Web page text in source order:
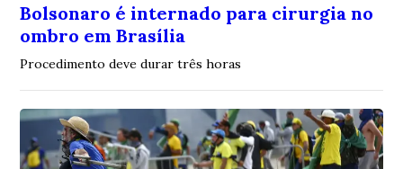
Bolsonaro é internado para cirurgia no
ombro em Brasília
Procedimento deve durar três horas